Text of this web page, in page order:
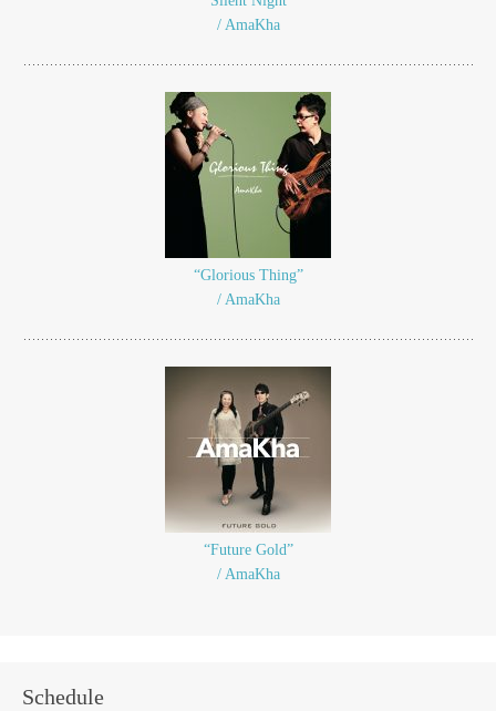
/ AmaKha
“Glorious Thing”
/ AmaKha
“Future Gold”
/ AmaKha
Schedule